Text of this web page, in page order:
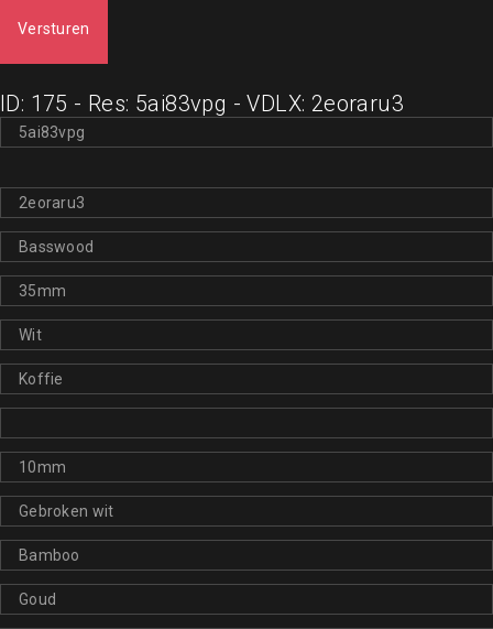
Versturen
ID: 175 - Res: 5ai83vpg - VDLX: 2eoraru3